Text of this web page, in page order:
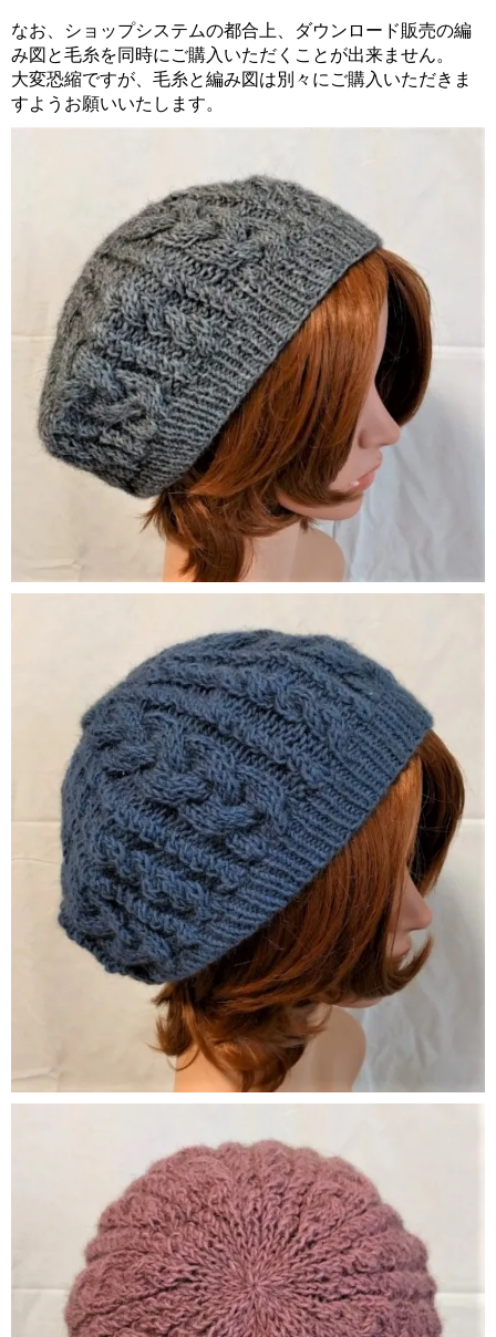
なお、ショップシステムの都合上、ダウンロード販売の編
み図と毛糸を同時にご購入いただくことが出来ません。
大変恐縮ですが、毛糸と編み図は別々にご購入いただきま
すようお願いいたします。